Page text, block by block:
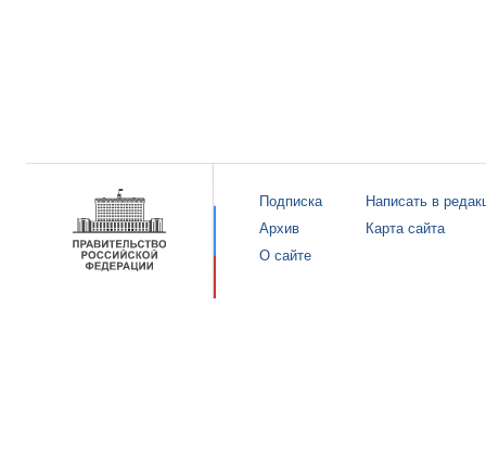
Подписка
Архив
О сайте
Написать в
Карта сайта